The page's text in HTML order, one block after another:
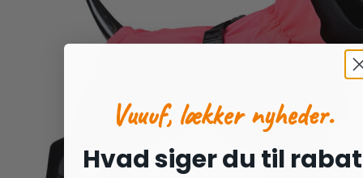
Vuuuf, lækker nyheder.
Hvad siger du til rabat